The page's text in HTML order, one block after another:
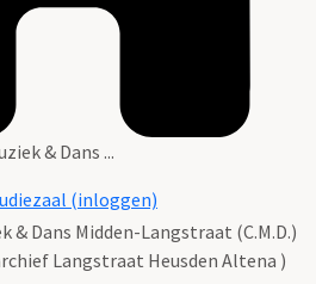
& Dans ...
(inloggen)
& Dans Midden-Langstraat (C.M.D.)
Langstraat Heusden Altena )